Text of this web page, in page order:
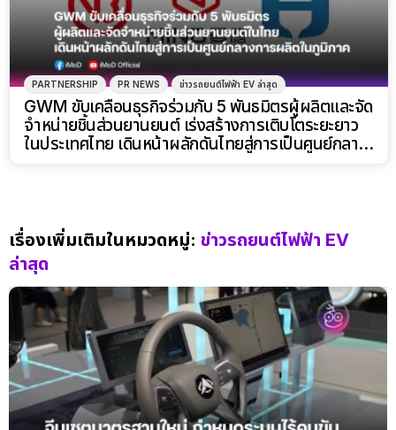
PARTNERSHIP PR NEWS ข่าวรถยนต์ไฟฟ้า EV ล่าสุด
GWM ขับเคลื่อนธุรกิจร่วมกับ 5 พันธมิตรผู้ผลิตและจัด
จำหน่ายชิ้นส่วนยานยนต์ เร่งสร้างการเติบโตระยะยาว
ในประเทศไทย เดินหน้าผลักดันไทยสู่การเป็นศูนย์กลาง
เรื่องเพิ่มเติมในหมวดหมู่: ข่าวรถยนต์ไฟฟ้า EV
ล่าสุด